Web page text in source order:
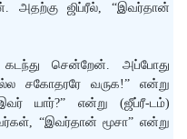
அதற்கு ஜிப்ரீல், “இவர்தான்
சென்றேன். அப்போது
சகோதரரே வருக!” என்று
யார்?” என்று (ஜீப்ரீ-டம்)
“இவர்தான் மூசா” என்று